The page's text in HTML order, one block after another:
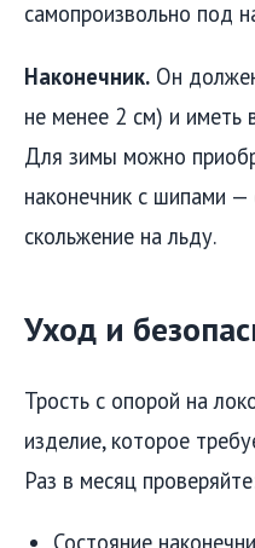
самопроизвольно под
Наконечник. Он
не менее 2 см) и иметь
Для зимы можно
наконечник с шипами
скольжение на льду.
Уход и
Трость с опорой на
изделие, которое
Раз в месяц